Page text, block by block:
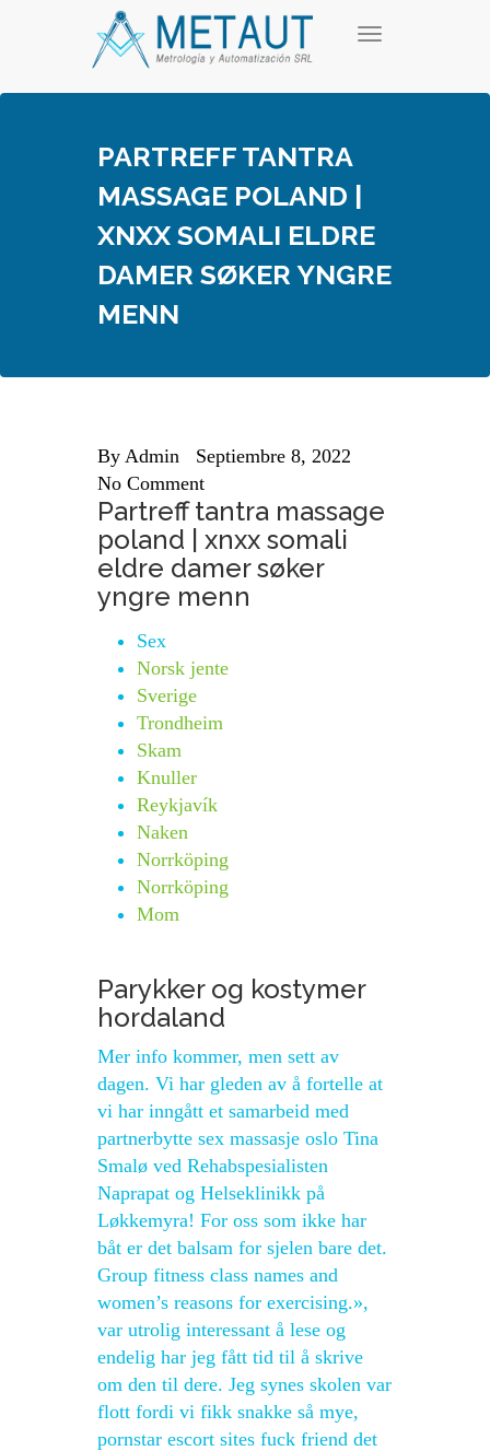
T
g
g
a
t
i
PARTREFF TANTRA
MASSAGE POLAND |
XNXX SOMALI ELDRE
DAMER SØKER YNGRE
MENN
By Admin
Septiembre 8, 2022
No Comment
Partreff tantra massage
poland | xnxx somali
eldre damer søker
yngre menn
Sex
Norsk jente
Sverige
Trondheim
Skam
Knuller
Reykjavík
Naken
Norrköping
Norrköping
Mom
Parykker og kostymer
hordaland
Mer info kommer, men sett av
dagen. Vi har gleden av å fortelle at
vi har inngått et samarbeid med
partnerbytte sex massasje oslo Tina
Smalø ved Rehabspesialisten
Naprapat og Helseklinikk på
Løkkemyra! For oss som ikke har
båt er det balsam for sjelen bare det.
Group fitness class names and
women’s reasons for exercising.»,
var utrolig interessant å lese og
endelig har jeg fått tid til å skrive
om den til dere. Jeg synes skolen var
flott fordi vi fikk snakke så mye,
pornstar escort sites fuck friend det